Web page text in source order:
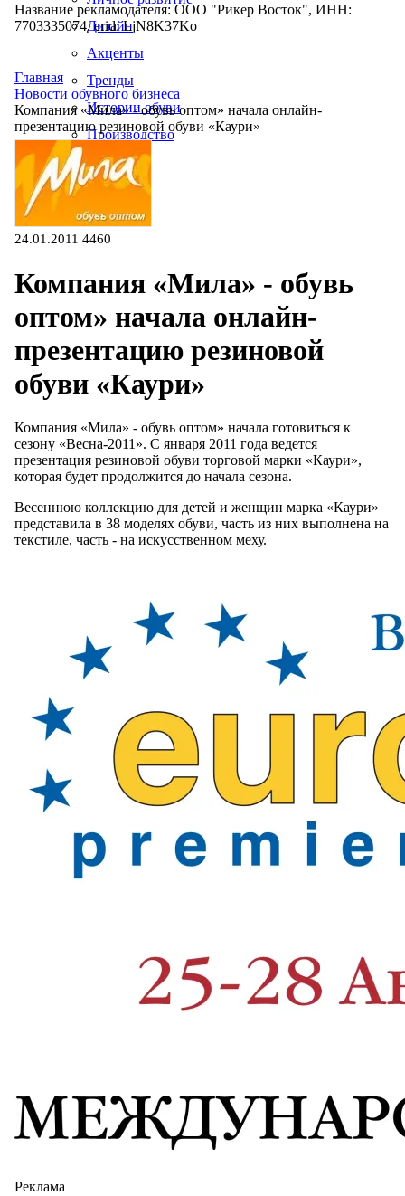
Дизайн
Акценты
Тренды
Истории обуви
Производство
Название рекламодателя: ООО "Рикер Восток", ИНН:
7703335074, erid: LjN8K37Ko
Главная
Новости обувного бизнеса
Компания «Мила» - обувь оптом» начала онлайн-
презентацию резиновой обуви «Каури»
24.01.2011 4460
Компания «Мила» - обувь
оптом» начала онлайн-
презентацию резиновой
обуви «Каури»
Компания «Мила» - обувь оптом» начала готовиться к
сезону «Весна-2011». С января 2011 года ведется
презентация резиновой обуви торговой марки «Каури»,
которая будет продолжится до начала сезона.
Весеннюю коллекцию для детей и женщин марка «Каури»
представила в 38 моделях обуви, часть из них выполнена на
текстиле, часть - на искусственном меху.
Реклама